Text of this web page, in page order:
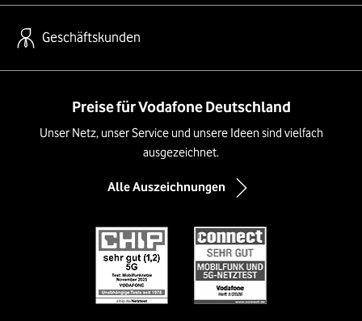
Geschäftskunden
Preise für Vodafone Deutschland
Unser Netz, unser Service und unsere Ideen sind vielfach
ausgezeichnet.
Alle Auszeichnungen